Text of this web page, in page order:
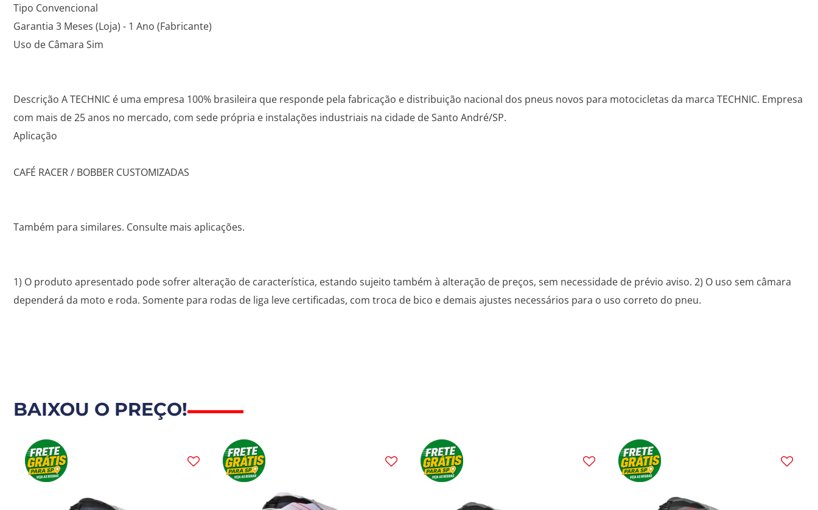
Tipo Convencional
Garantia 3 Meses (Loja) - 1 Ano (Fabricante)
Uso de Câmara Sim
Descrição A TECHNIC é uma empresa 100% brasileira que responde pela fabricação e distribuição nacional dos pneus novos para motocicletas da marca TECHNIC. Empresa
com mais de 25 anos no mercado, com sede própria e instalações industriais na cidade de Santo André/SP.
Aplicação
CAFÉ RACER / BOBBER CUSTOMIZADAS
Também para similares. Consulte mais aplicações.
1) O produto apresentado pode sofrer alteração de característica, estando sujeito também à alteração de preços, sem necessidade de prévio aviso. 2) O uso sem câmara
dependerá da moto e roda. Somente para rodas de liga leve certificadas, com troca de bico e demais ajustes necessários para o uso correto do pneu.
BAIXOU O PREÇO!